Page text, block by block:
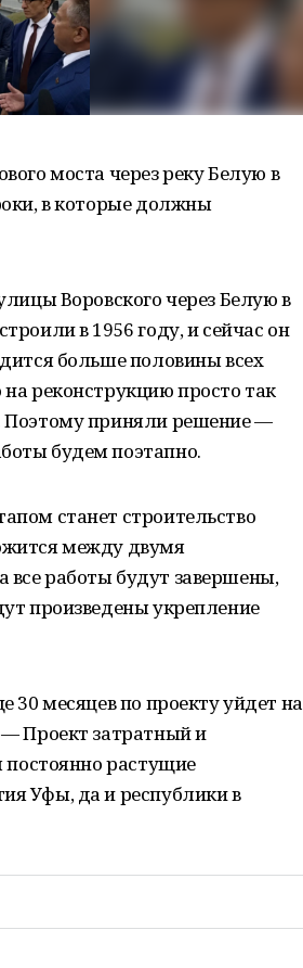
моста через реку Белую в
в которые должны
Воровского через Белую в
в 1956 году, и сейчас он
больше половины всех
реконструкцию просто так
Поэтому приняли решение —
будем поэтапно.
станет строительство
между двумя
работы будут завершены,
произведены укрепление
30 месяцев по проекту уйдет на
Проект затратный и
постоянно растущие
Уфы, да и республики в